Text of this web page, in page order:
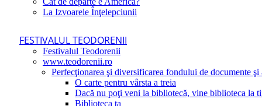
La Izvoarele Înţelepciunii
FESTIVALUL TEODORENII
Festivalul Teodorenii
www.teodorenii.ro
Perfecţionarea şi diversificarea fondului de documente
O carte pentru vârsta a treia
Dacă nu poţi veni la bibliotecă, vine biblioteca la
Biblioteca ta